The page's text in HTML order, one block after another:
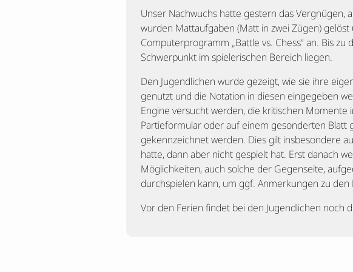
Unser Nachwuchs hatte gestern das Vergnügen,
wurden Mattaufgaben (Matt in zwei Zügen)
Computerprogramm „Battle vs. Chess“ an. Bis
Schwerpunkt im spielerischen Bereich liegen.
Den Jugendlichen wurde gezeigt, wie sie ihre
genutzt und die Notation in diesen eingegeben
Engine versucht werden, die kritischen
Partieformular oder auf einem gesonderten Blatt
gekennzeichnet werden. Dies gilt insbesondere
hatte, dann aber nicht gespielt hat. Erst danach
Möglichkeiten, auch solche der Gegenseite,
durchspielen kann, um ggf. Anmerkungen zu
Vor den Ferien findet bei den Jugendlichen noch